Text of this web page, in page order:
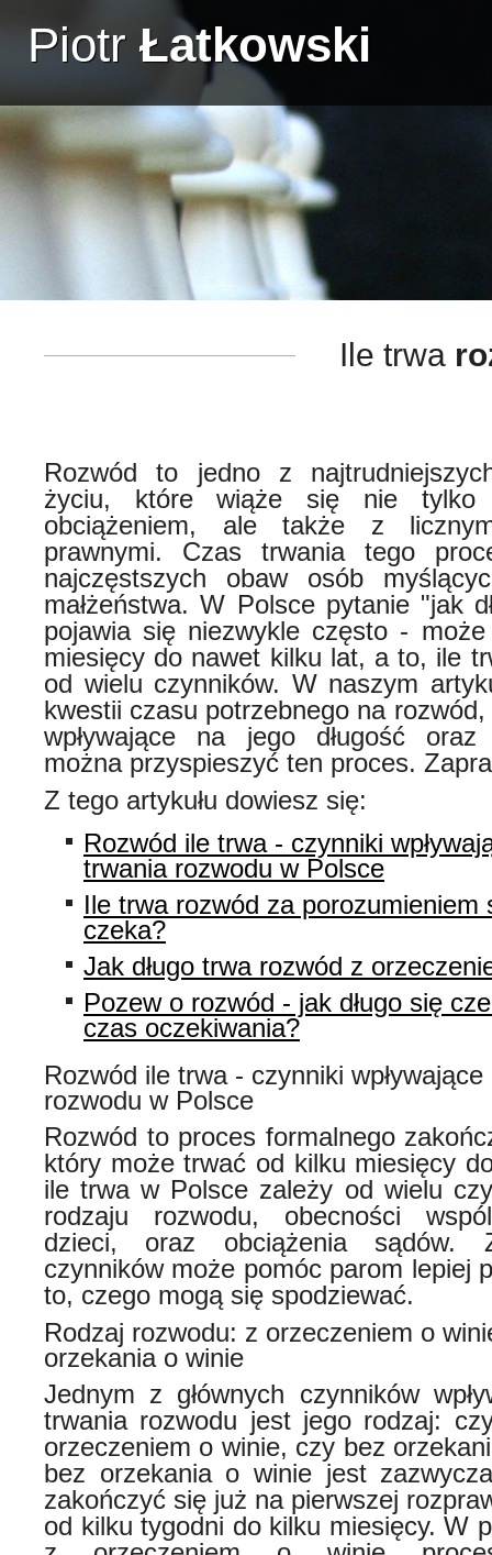
Piotr Łatkowski
Ile trwa
Rozwód to jedno z
życiu, które wiąże się nie tylko
obciążeniem, ale także z
prawnymi. Czas trwania tego
najczęstszych obaw osób
małżeństwa. W Polsce pytanie "jak
pojawia się niezwykle często -
miesięcy do nawet kilku lat, a to, ile
od wielu czynników. W naszym
kwestii czasu potrzebnego na
wpływające na jego długość
można przyspieszyć ten proces.
Z tego artykułu dowiesz się:
Rozwód ile trwa - czynniki
trwania rozwodu w Polsce
Ile trwa rozwód za porozumieniem
czeka?
Jak długo trwa rozwód z
Pozew o rozwód - jak długo się
czas oczekiwania?
Rozwód ile trwa - czynniki
rozwodu w Polsce
Rozwód to proces formalnego
który może trwać od kilku miesięcy
ile trwa w Polsce zależy od wielu
rodzaju rozwodu, obecności
dzieci, oraz obciążenia sądów.
czynników może pomóc parom lepiej
to, czego mogą się spodziewać.
Rodzaj rozwodu: z orzeczeniem o
orzekania o winie
Jednym z głównych czynników
trwania rozwodu jest jego rodzaj:
orzeczeniem o winie, czy bez
bez orzekania o winie jest
zakończyć się już na pierwszej
od kilku tygodni do kilku miesięcy. W